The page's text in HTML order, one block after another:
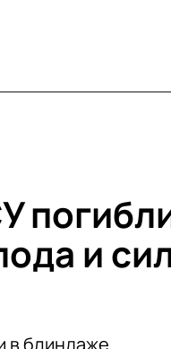
и
в блиндаже